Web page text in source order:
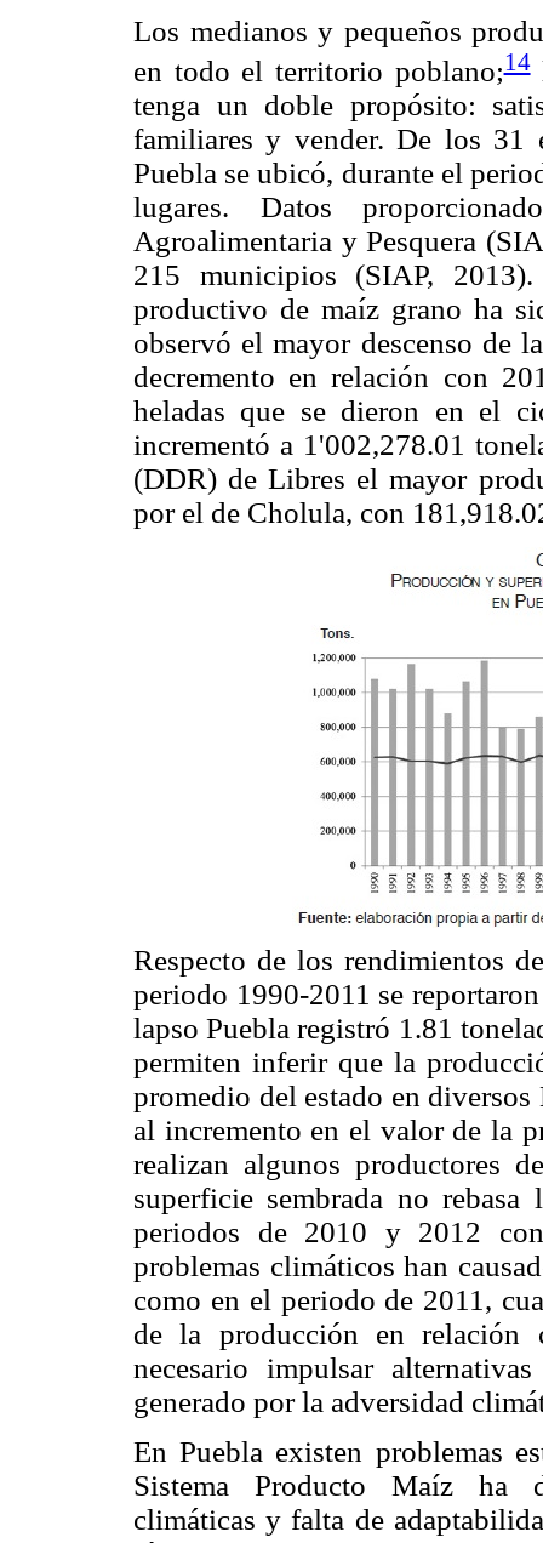
Los medianos y pequeños
en todo el territorio poblano;14
tenga un doble propósito:
familiares y vender. De los 31
Puebla se ubicó, durante el
lugares. Datos
Agroalimentaria y Pesquera
215 municipios (SIAP,
productivo de maíz grano ha
observó el mayor descenso de
decremento en relación con
heladas que se dieron en el
incrementó a 1'002,278.01
(DDR) de Libres el mayor
por el de Cholula, con
Respecto de los rendimientos
periodo 1990-2011 se
lapso Puebla registró 1.81
permiten inferir que la
promedio del estado en
al incremento en el valor de la
realizan algunos productores
superficie sembrada no
periodos de 2010 y 2012
problemas climáticos han
como en el periodo de 2011,
de la producción en relación
necesario impulsar
generado por la adversidad
En Puebla existen problemas
Sistema Producto Maíz ha
climáticas y falta de